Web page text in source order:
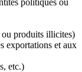
produits illicites)
exportations et aux
etc.)